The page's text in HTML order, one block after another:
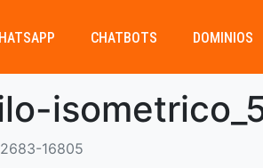
CHATBOTS DOMINIOS
16805